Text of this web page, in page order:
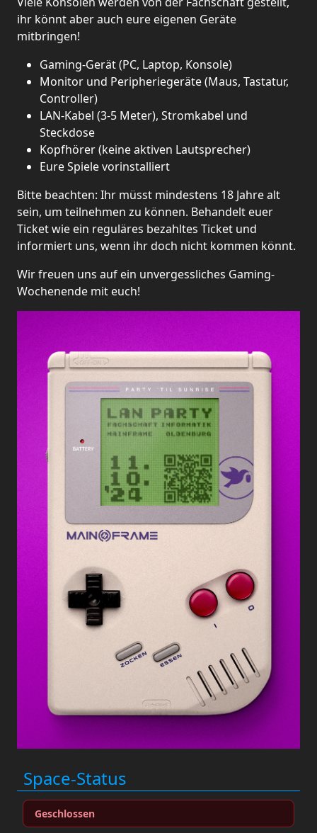
ihr könnt aber auch eure eigenen Geräte
mitbringen!
Gaming-Gerät (PC, Laptop, Konsole)
Monitor und Peripheriegeräte (Maus, Tastatur,
Controller)
LAN-Kabel (3-5 Meter), Stromkabel und
Steckdose
Kopfhörer (keine aktiven Lautsprecher)
Eure Spiele vorinstalliert
Bitte beachten: Ihr müsst mindestens 18 Jahre alt
sein, um teilnehmen zu können. Behandelt euer
Ticket wie ein reguläres bezahltes Ticket und
informiert uns, wenn ihr doch nicht kommen könnt.
Wir freuen uns auf ein unvergessliches Gaming-
Wochenende mit euch!
Space-Status
Geschlossen